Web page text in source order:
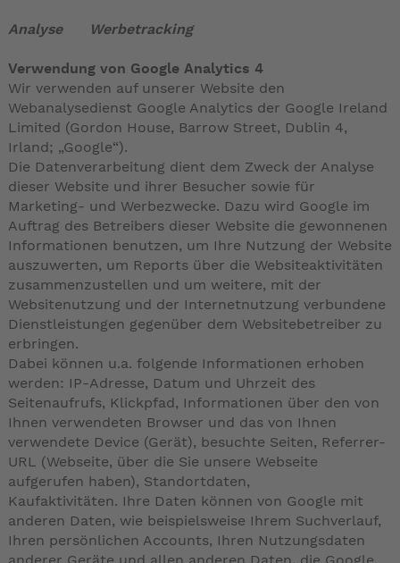
Analyse Werbetracking
Verwendung von Google Analytics 4
Wir verwenden auf unserer Website den
Webanalysedienst Google Analytics der Google Ireland
Limited (Gordon House, Barrow Street, Dublin 4,
Irland; „Google“).
Die Datenverarbeitung dient dem Zweck der Analyse
dieser Website und ihrer Besucher sowie für
Marketing- und Werbezwecke. Dazu wird Google im
Auftrag des Betreibers dieser Website die gewonnenen
Informationen benutzen, um Ihre Nutzung der Website
auszuwerten, um Reports über die Websiteaktivitäten
zusammenzustellen und um weitere, mit der
Websitenutzung und der Internetnutzung verbundene
Dienstleistungen gegenüber dem Websitebetreiber zu
erbringen.
Dabei können u.a. folgende Informationen erhoben
werden: IP-Adresse, Datum und Uhrzeit des
Seitenaufrufs, Klickpfad, Informationen über den von
Ihnen verwendeten Browser und das von Ihnen
verwendete Device (Gerät), besuchte Seiten, Referrer-
URL (Webseite, über die Sie unsere Webseite
aufgerufen haben), Standortdaten,
Kaufaktivitäten. Ihre Daten können von Google mit
anderen Daten, wie beispielsweise Ihrem Suchverlauf,
Ihren persönlichen Accounts, Ihren Nutzungsdaten